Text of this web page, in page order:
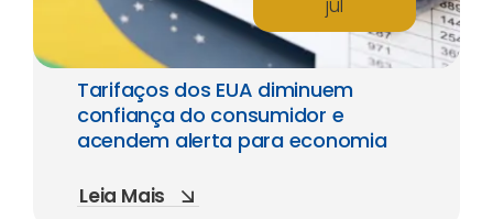
jul
Tarifaços dos EUA diminuem
confiança do consumidor e
acendem alerta para economia
Leia Mais